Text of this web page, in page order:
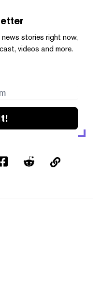
stories right now,
videos and more.